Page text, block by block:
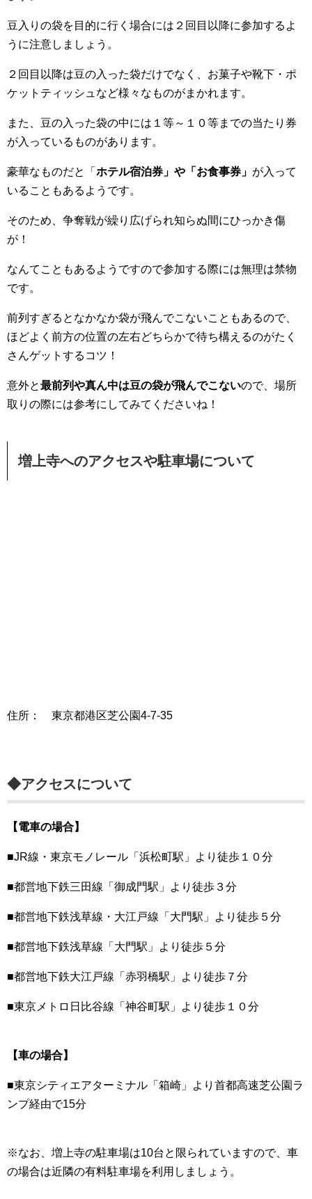
豆入りの袋を目的に行く場合には２回目以降に参加するよ
うに注意しましょう。
２回目以降は豆の入った袋だけでなく、お菓子や靴下・ポ
ケットティッシュなど様々なものがまかれます。
また、豆の入った袋の中には１等～１０等までの当たり券
が入っているものがあります。
豪華なものだと「 ホテル宿泊券」や「お食事券」 が入って
いることもあるようです。
そのため、争奪戦が繰り広げられ知らぬ間にひっかき傷
が！
なんてこともあるようですので参加する際には無理は禁物
です。
前列すぎるとなかなか袋が飛んでこないこともあるので、
ほどよく前方の位置の左右どちらかで待ち構えるのがたく
さんゲットするコツ！
意外と最前列や真ん中は豆の袋が飛んでこないので、場所
取りの際には参考にしてみてくださいね！
増上寺へのアクセスや駐車場について
住所： 東京都港区芝公園4-7-35
◆アクセスについて
【電車の場合】
■JR線・東京モノレール「浜松町駅」より徒歩１０分
■都営地下鉄三田線「御成門駅」より徒歩３分
■都営地下鉄浅草線・大江戸線「大門駅」より徒歩５分
■都営地下鉄浅草線「大門駅」より徒歩５分
■都営地下鉄大江戸線「赤羽橋駅」より徒歩７分
■東京メトロ日比谷線「神谷町駅」より徒歩１０分
【車の場合】
■東京シティエアターミナル「箱崎」より首都高速芝公園ラ
ンプ経由で15分
※なお、増上寺の駐車場は10台と限られていますので、車
の場合は近隣の有料駐車場を利用しましょう。